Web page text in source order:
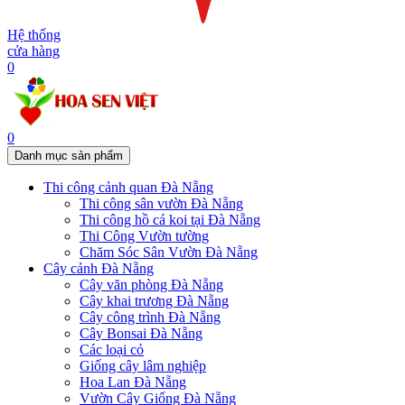
Hệ thống
cửa hàng
0
0
Danh mục sản phẩm
Thi công cảnh quan Đà Nẵng
Thi công sân vườn Đà Nẵng
Thi công hồ cá koi tại Đà Nẵng
Thi Công Vườn tường
Chăm Sóc Sân Vườn Đà Nẵng
Cây cảnh Đà Nẵng
Cây văn phòng Đà Nẵng
Cây khai trương Đà Nẵng
Cây công trình Đà Nẵng
Cây Bonsai Đà Nẵng
Các loại cỏ
Giống cây lâm nghiệp
Hoa Lan Đà Nẵng
Vườn Cây Giống Đà Nẵng